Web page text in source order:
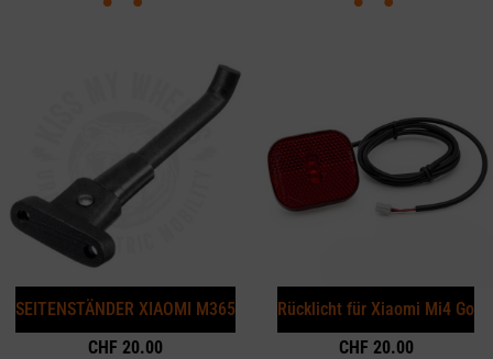
SEITENSTÄNDER XIAOMI M365
CHF 20.00
Rücklicht für Xiaomi Mi4 Go
CHF 20.00